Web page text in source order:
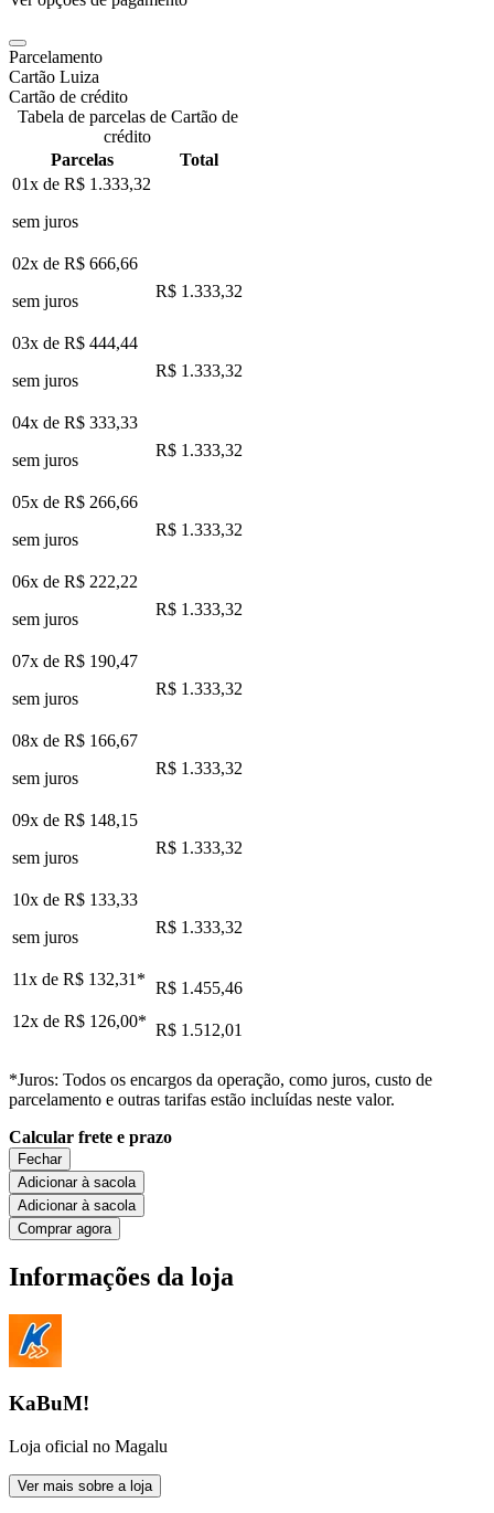
Parcelamento
Cartão Luiza
Cartão de crédito
Tabela de parcelas de Cartão de
crédito
Parcelas
Total
01x de R$ 1.333,32
sem juros
02x de R$ 666,66
sem juros
R$ 1.333,32
03x de R$ 444,44
sem juros
R$ 1.333,32
04x de R$ 333,33
sem juros
R$ 1.333,32
05x de R$ 266,66
sem juros
R$ 1.333,32
06x de R$ 222,22
sem juros
R$ 1.333,32
07x de R$ 190,47
sem juros
R$ 1.333,32
08x de R$ 166,67
sem juros
R$ 1.333,32
09x de R$ 148,15
sem juros
R$ 1.333,32
10x de R$ 133,33
sem juros
R$ 1.333,32
11x de R$ 132,31 * R$ 1.455,46
12x de R$ 126,00* R$ 1.512,01
*Juros: Todos os encargos da operação, como juros, custo de
parcelamento e outras tarifas estão incluídas neste valor.
Calcular frete e prazo
Fechar
Adicionar à sacola
Adicionar à sacola
Comprar agora
Informações da loja
KaBuM!
Loja oficial no Magalu
Ver mais sobre a loja